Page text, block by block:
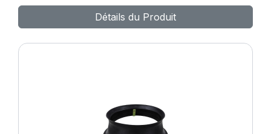
Détails du Produit